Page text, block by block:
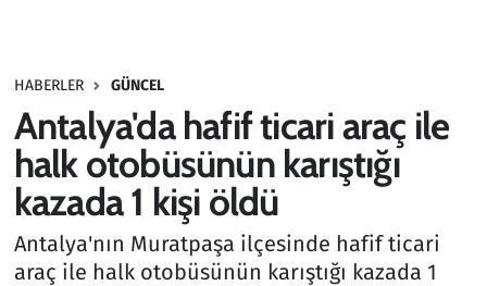
HABERLER GÜNCEL
Antalya'da hafif ticari araç ile
halk otobüsünün karıştığı
kazada 1 kişi öldü
Antalya'nın Muratpaşa ilçesinde hafif ticari
araç ile halk otobüsünün karıştığı kazada 1
Haber
Kültür Sanat
Kurumsal Haberler
Lezzet Durağı